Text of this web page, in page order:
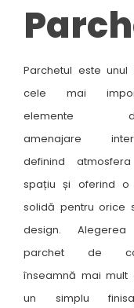
Parchetul este unul
cele mai
elemente
amenajare
definind
spațiu și oferind o
solidă pentru orice
design.
parchet de
înseamnă mai mult
un simplu